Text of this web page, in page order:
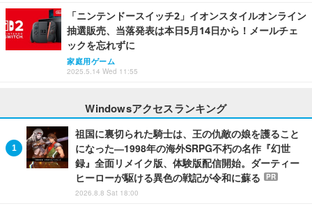
「ニンテンドースイッチ2」イオンスタイルオンライン
抽選販売、当落発表は本日5月14日から！メールチェ
ックを忘れずに
家庭用ゲーム
2025.5.14 Wed 11:55
Windowsアクセスランキング
祖国に裏切られた騎士は、王の仇敵の娘を護ること
になった―1998年の海外SRPG不朽の名作『幻世
録』全面リメイク版、体験版配信開始。ダーティー
ヒーローが駆ける異色の戦記が令和に蘇る
PR
2026.8.8 Sat 18:00